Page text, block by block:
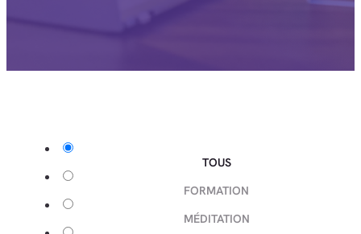
TOUS
FORMATION
MÉDITATION